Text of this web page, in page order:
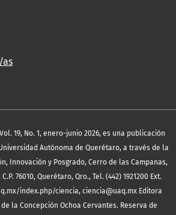
as
19, No. 1, enero-junio 2026, es una publicación
Autónoma de Querétaro, a través de la
Innovación y Posgrado, Cerro de las Campanas,
76010, Querétaro, Qro., Tel. (442) 1921200 Ext.
index.php/ciencia, ciencia@uaq.mx Editora
la Concepción Ochoa Cervantes. Reserva de